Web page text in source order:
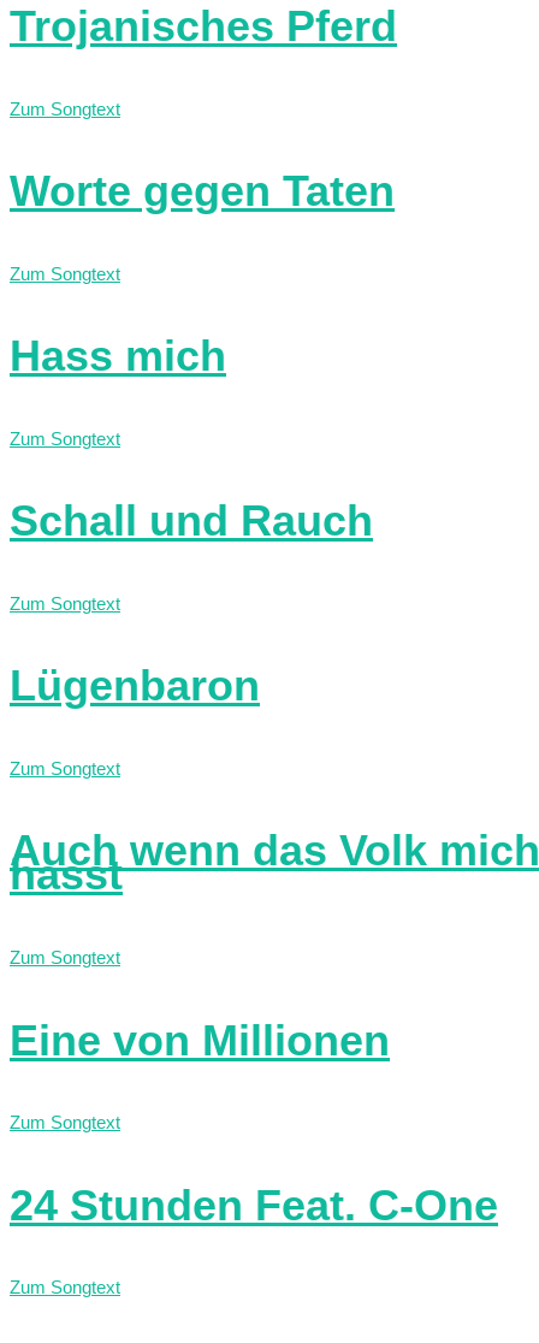
Trojanisches Pferd
Zum Songtext
Worte gegen Taten
Zum Songtext
Hass mich
Zum Songtext
Schall und Rauch
Zum Songtext
Lügenbaron
Zum Songtext
Auch wenn das Volk mich
hasst
Zum Songtext
Eine von Millionen
Zum Songtext
24 Stunden Feat. C-One
Zum Songtext